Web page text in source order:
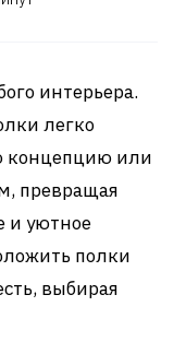
интерьера.
легко
концепцию или
превращая
и уютное
полки
выбирая